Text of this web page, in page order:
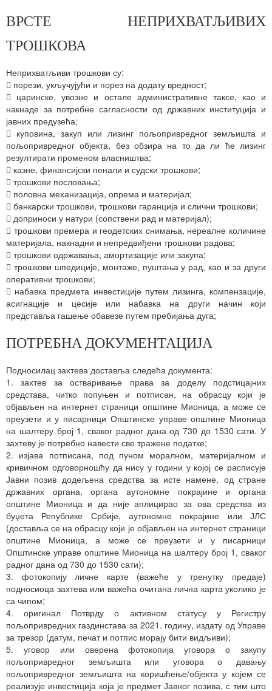
ВРСТЕ НЕПРИХВАТЉИВИХ
ТРОШКОВА
Неприхватљиви трошкови су:
 порези, укључујући и порез на додату вредност;
 царинске, увозне и остале административне таксе, као и
накнаде за потребне сагласности од државних институција и
јавних предузећа;
 куповина, закуп или лизинг пољопривредног земљишта и
пољопривредног објекта, без обзира на то да ли ће лизинг
резултирати променом власништва;
 казне, финансијски пенали и судски трошкови;
 трошкови пословања;
 половна механизација, опрема и материјал;
 банкарски трошкови, трошкови гаранција и слични трошкови;
 доприноси у натури (сопствени рад и материјал);
 трошкови премера и геодетских снимања, нереалне количине
материјала, накнадни и непредвиђени трошкови радова;
 трошкови одржавања, амортизације или закупа;
 трошкови шпедиције, монтаже, пуштања у рад, као и за други
оперативни трошкови;
 набавка предмета инвестиције путем лизинга, компензације,
асигнације и цесије или набавка на други начин који
представља гашење обавезе путем пребијања дуга;
ПОТРЕБНА ДОКУМЕНТАЦИЈА
Подносилац захтева доставља следећа документа:
1. захтев за остваривање права за доделу подстицајних
средстава, читко попуњен и потписан, на обрасцу који је
објављен на интернет страници општине Мионица, а може се
преузети и у писарници Општинске управе општине Мионица
на шалтеру број 1, сваког радног дана од 730 до 1530 сати. У
захтеву је потребно навести све тражене податке;
2. изјава потписана, под пуном моралном, материјалном и
кривичном одговорношћу да нису у години у којој се расписује
Јавни позив додељена средства за исте намене, од стране
државних органа, органа аутономне покрајине и органа
општине Мионица и да није аплицирао за ова средства из
буџета Републике Србије, аутономне покрајине или ЈЛС
(доставља се на обрасцу који је објављен на интернет страници
општине Мионица, а може се преузети и у писарници
Општинске управе општине Мионица на шалтеру број 1, сваког
радног дана од 730 до 1530 сати);
3. фотокопију личне карте (важеће у тренутку предаје)
подносиоца захтева или важећа очитана лична карта уколико је
са чипом;
4. оригинал Потврду о активном статусу у Регистру
пољопривредних газдинстава за 2021. годину, издату од Управе
за трезор (датум, печат и потпис морају бити видљиви);
5. уговор или оверена фотокопија уговора о закупу
пољопривредног земљишта или уговора о давању
пољопривредног земљишта на коришћење/објекта у којем се
реализује инвестиција која је предмет Јавног позива, с тим што